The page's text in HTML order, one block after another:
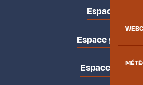
Espace pro
Espace groupes
Espace presse